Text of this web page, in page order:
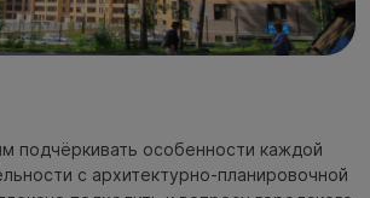
подчёркивать особенности каждой
с архитектурно-планировочной